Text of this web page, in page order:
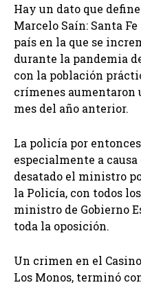
Hay un dato que
Marcelo Saín: Santa
país en la que se
durante la pandemia
con la población
crímenes aumentaron
mes del año anterior.
La policía por
especialmente a
desatado el ministro
la Policía, con todos
ministro de Gobierno
toda la oposición.
Un crimen en el
Los Monos, terminó